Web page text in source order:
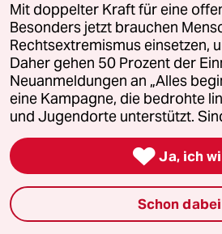
taz frisch
taz zahl ich
taz lab Infobrief
Veranstaltungen
Demnächst
Mit doppelter Kraft für eine
Besonders jetzt brauchen
Rechtsextremismus einsetzen,
Daher gehen 50 Prozent der
Neuanmeldungen an „Alles
eine Kampagne, die bedrohte
und Jugendorte unterstützt.
 Ja, ich
Schon